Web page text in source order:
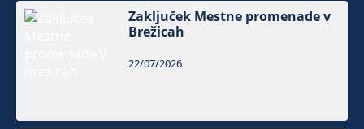
Zaključek Mestne promenade v
Brežicah
22/07/2026